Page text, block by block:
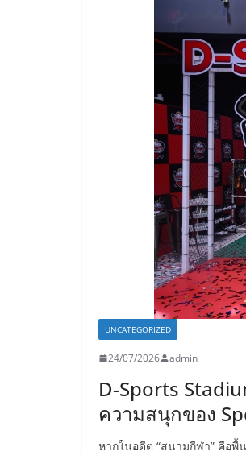
UNCATEGORIZED
24/07/2026 admin
D-Sports
ความสนุกของ
หากในอดีต “สนามกีฬา” คือ